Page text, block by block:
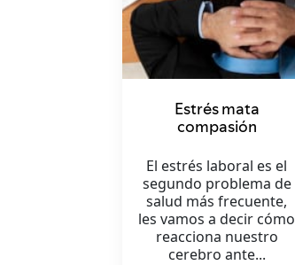
Estrés mata
compasión
El estrés laboral es el
segundo problema de
salud más frecuente,
les vamos a decir cómo
reacciona nuestro
cerebro ante...